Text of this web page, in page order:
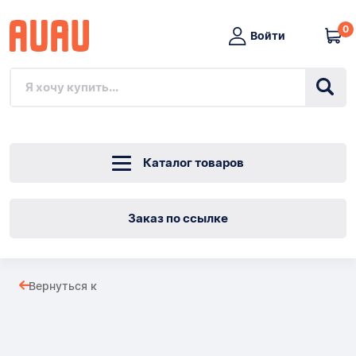
Войти
0
Каталог товаров
Заказ по ссылке
Вернуться к